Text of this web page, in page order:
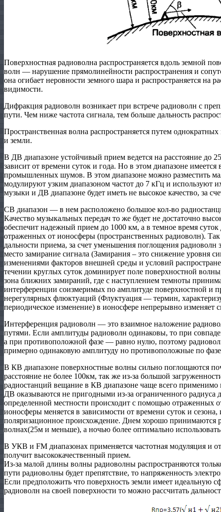
Поверхностная радиоволна распространяется вдоль земной
волн — нарушение прямолинейности распространения и
она огибает неровности земного шара и распространяется на
видимости.
Дифракция радиоволн возникает при встрече радиоволн с
пути. Чем ниже частота сигнала, тем больше дальность
Пространственная волна распространяется путем
и земли.
В ДВ диапазоне устойчивый прием ведется на расстояние до
зависит от времени суток и года. Но в этом диапазоне
промышленных шумов. В этом диапазоне можно разместить
модулируют узким диапазоном частот до 7 кГц и используют
музыки и ДВ диапазоне будет иметь не высокое качество, за
СВ диапазон — в нем расположено большое кол-во
Качество музыкальных передач то же будет не достаточно
обеспечит надежный прием до 1000 км, а в темное время суток
отраженных от ионосферы (пространственных радиоволн).
дальности приема, за счет уменьшения поглощения
место замирание сигнала (Замирания – это снижение уровня
изменениями факторов внешней среды и условий
течении круглых суток доминирует поле поверхностной
зона ближних замираний, где с наступлением темноты
интерференции соизмеримых по амплитуде поверхностной и
нерегулярных флюктуаций (Флуктуация — термин,
периодическое изменение) в ионосфере непрерывно изменяет
Интерференция радиоволн — это взаимное наложение
путями. Если амплитуды радиоволн одинаковы, то при
а при противоположной фазе — равно нулю, поэтому
примерно одинаковую амплитуду но противоположные по
В КВ диапазоне поверхностные волны сильно поглощаются
расстояние не более 100км, так же из-за большой
радиостанций вещание в КВ диапазоне чаще всего
ДВ оказываются не пригодными из-за ограниченного
определенной местности происходит с помощью отраженных
ионосферы меняется в зависимости от времени суток и
поляризационное происхождение. Днем хорошо принимаются
волнах(25м и меньше), а ночью более оптимально
В УКВ и FM диапазонах применяется частотная модуляция и
получит высококачественный прием.
Из-за малой длины волны радиоволны распространяются
пути радиоволны будет препятствие, то напряженность
Если предположить что поверхность земли имеет идеальную
радиоволн на своей поверхности то можно рассчитать